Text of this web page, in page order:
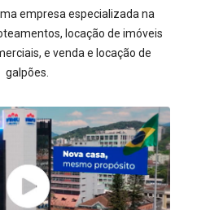
empresa especializada na
locação de imóveis
e venda e locação de
galpões.